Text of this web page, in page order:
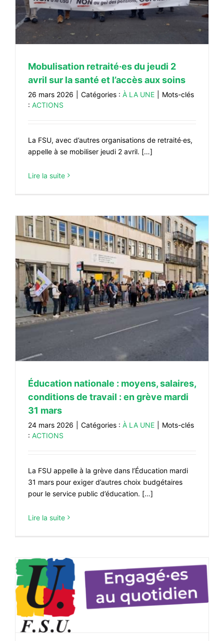
#VOS ÉLUES
#FORMATION
#ÉLECTIONS
#MÉDIAS
#ARCHIVES
Mobulisation retraité·es du jeudi 2
avril sur la santé et l’accès aux soins
26 mars 2026 Catégories : À LA UNE
Mots-clés
: ACTIONS
La FSU, avec d’autres organisations de retraité·es,
appelle à se mobiliser jeudi 2 avril. […]
Lire la suite
Éducation nationale : moyens, salaires,
conditions de travail : en grève mardi
31 mars
24 mars 2026 Catégories : À LA UNE
Mots-clés
: ACTIONS
La FSU appelle à la grève dans l’Éducation mardi
31 mars pour exiger d’autres choix budgétaires
pour le service public d’éducation. […]
Lire la suite